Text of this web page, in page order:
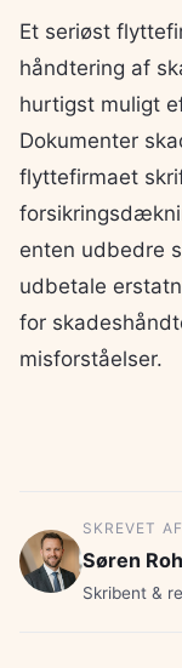
Et seriøst
håndtering af
hurtigst muligt
Dokumenter
flyttefirmaet
enten udbedre
udbetale
for
misforståelser.
SKREVET AF
Søren
Skribent &